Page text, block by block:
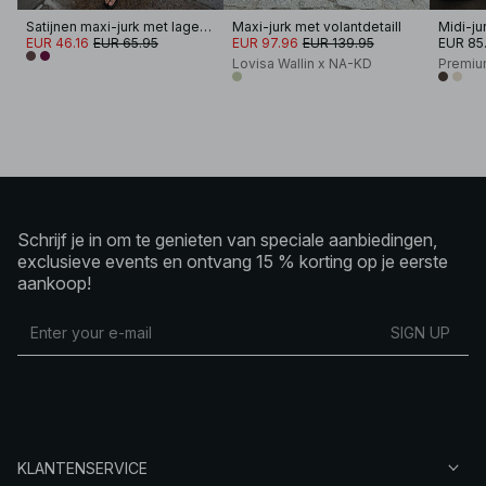
Satijnen maxi-jurk met lage hals en sjaal
EUR 46.16 EUR 65.95
Maxi-jurk met volantdetaill
EUR 97.96 EUR 139.95
Lovisa Wallin x NA-KD
EUR
Schrijf je in om te genieten van speciale aanbiedingen,
exclusieve events en ontvang 15 % korting op je eerste
aankoop!
SIGN UP
KLANTENSERVICE